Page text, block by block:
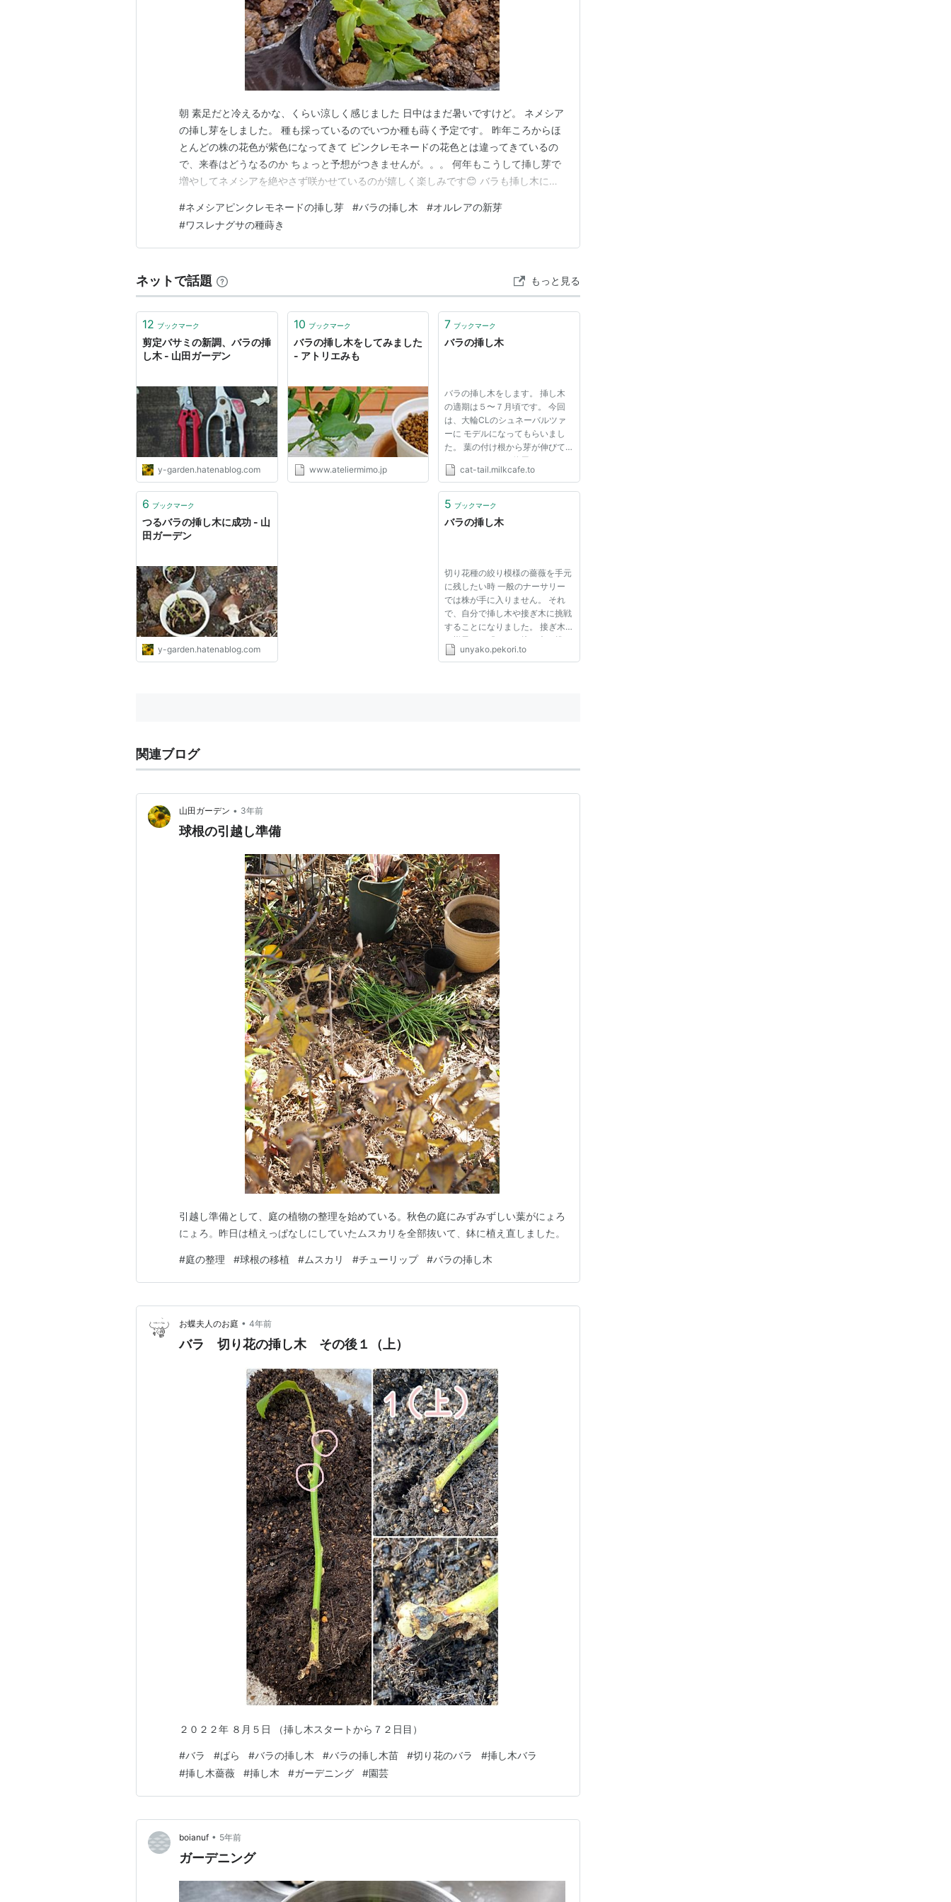
朝 素足だと冷えるかな、くらい涼しく感じました 日中はまだ暑いですけど。 ネメシア
の挿し芽をしました。 種も採っているのでいつか種も蒔く予定です。 昨年ころからほ
とんどの株の花色が紫色になってきて ピンクレモネードの花色とは違ってきているの
で、来春はどうなるのか ちょっと予想がつきませんが。。。 何年もこうして挿し芽で
増やしてネメシアを絶やさず咲かせているのが嬉しく楽しみです😊 バラも挿し木にし
な♪（ってまだ増やすのか？笑） こちらは白い鉢がレディオブシャーロットを２月に挿
し木したもの 緑の鉢のは 種蒔きから育った名…
#ネメシアピンクレモネードの挿し芽 #バラの挿し木 #オルレアの新芽
#ワスレナグサの種蒔き
ネットで話題 もっと見る
12 ブックマーク
剪定バサミの新調、バラの挿
し木 - 山田ガーデン
y-garden.hatenablog.com
10 ブックマーク
バラの挿し木をしてみました
- アトリエみも
www.ateliermimo.jp
7 ブックマーク
バラの挿し木
バラの挿し木をします。 挿し木
の適期は５〜７月頃です。 今回
は、大輪CLのシュネーバルツァ
ーに モデルになってもらいまし
た。 葉の付け根から芽が伸びて
きていないものを使用します。
プツンと芽らしきものがある程度
い硬くなった枝は不適当です。
ょう〜...
cat-tail.milkcafe.to
6 ブックマーク
つるバラの挿し木に成功 - 山
田ガーデン
y-garden.hatenablog.com
5 ブックマーク
バラの挿し木
切り花種の絞り模様の薔薇を手元
に残したい時 一般のナーサリー
では株が手に入りません。 それ
で、自分で挿し木や接ぎ木に挑戦
することになりました。 接ぎ木
の様子は、『バラの接ぎ木に挑
戦！』にまとめてあります。 挿
unyako.pekori.to
関連ブログ
山田ガーデン • 3年前
球根の引越し準備
引越し準備として、庭の植物の整理を始めている。秋色の庭にみずみずしい葉がにょろ
にょろ。昨日は植えっぱなしにしていたムスカリを全部抜いて、鉢に植え直しました。
#庭の整理 #球根の移植 #ムスカリ #チューリップ #バラの挿し木
お蝶夫人のお庭 • 4年前
バラ 切り花の挿し木 その後１（上）
２０２２年 ８月５日 （挿し木スタートから７２日目）
#バラ #ばら #バラの挿し木 #バラの挿し木苗 #切り花のバラ #挿し木バラ
#挿し木薔薇 #挿し木 #ガーデニング #園芸
boianuf • 5年前
ガーデニング